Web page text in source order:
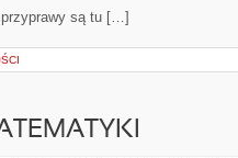
są tu […]